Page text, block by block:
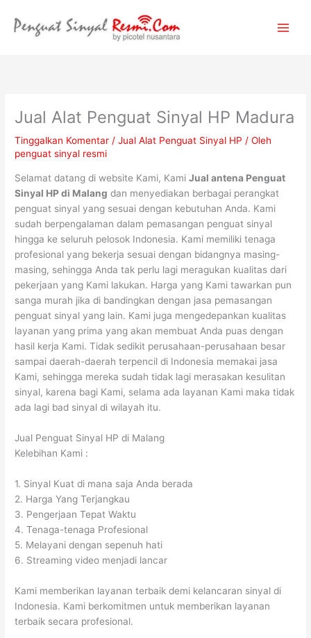
Jual Alat Penguat Sinyal HP Madura
Tinggalkan Komentar /Jual Alat Penguat Sinyal HP / Oleh
penguat sinyal resmi
Selamat datang di website Kami, KamiJual antena Penguat
Sinyal HP di Malang dan menyediakan berbagai perangkat
penguat sinyal yang sesuai dengan kebutuhan Anda. Kami
sudah berpengalaman dalam pemasangan penguat sinyal
hingga ke seluruh pelosok Indonesia. Kami memiliki tenaga
profesional yang bekerja sesuai dengan bidangnya masing-
masing, sehingga Anda tak perlu lagi meragukan kualitas dari
pekerjaan yang Kami lakukan. Harga yang Kami tawarkan pun
sanga murah jika di bandingkan dengan jasa pemasangan
penguat sinyal yang lain. Kami juga mengedepankan kualitas
layanan yang prima yang akan membuat Anda puas dengan
hasil kerja Kami. Tidak sedikit perusahaan-perusahaan besar
sampai daerah-daerah terpencil di Indonesia memakai jasa
Kami, sehingga mereka sudah tidak lagi merasakan kesulitan
sinyal, karena bagi Kami, selama ada layanan Kami maka tidak
ada lagi bad sinyal di wilayah itu.
Jual Penguat Sinyal HP di Malang
Kelebihan Kami :
1. Sinyal Kuat di mana saja Anda berada
2. Harga Yang Terjangkau
3. Pengerjaan Tepat Waktu
4. Tenaga-tenaga Profesional
5. Melayani dengan sepenuh hati
6. Streaming video menjadi lancar
Kami memberikan layanan terbaik demi kelancaran sinyal di
Indonesia. Kami berkomitmen untuk memberikan layanan
terbaik secara profesional.